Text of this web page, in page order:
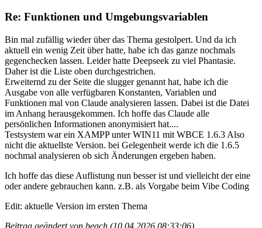
Re: Funktionen und Umgebungsvariablen
Bin mal zufällig wieder über das Thema gestolpert. Und da ich
aktuell ein wenig Zeit über hatte, habe ich das ganze nochmals
gegenchecken lassen. Leider hatte Deepseek zu viel Phantasie.
Daher ist die Liste oben durchgestrichen.
Erweiternd zu der Seite die slugger genannt hat, habe ich die
Ausgabe von alle verfügbaren Konstanten, Variablen und
Funktionen mal von Claude analysieren lassen. Dabei ist die Datei
im Anhang herausgekommen. Ich hoffe das Claude alle
persönlichen Informationen anonymisiert hat....
Testsystem war ein XAMPP unter WIN11 mit WBCE 1.6.3 Also
nicht die aktuellste Version. bei Gelegenheit werde ich die 1.6.5
nochmal analysieren ob sich Änderungen ergeben haben.
Ich hoffe das diese Auflistung nun besser ist und vielleicht der eine
oder andere gebrauchen kann. z.B. als Vorgabe beim Vibe Coding
Edit: aktuelle Version im ersten Thema
Beitrag geändert von beach (10.04.2026 08:33:06)